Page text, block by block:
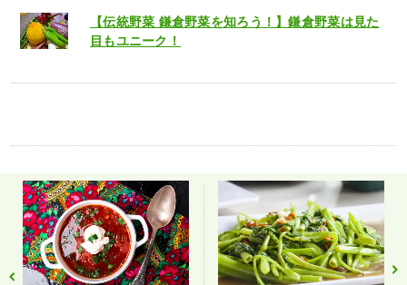
【伝統野菜 鎌倉野菜を知ろう！】鎌倉野菜は見た
目もユニーク！